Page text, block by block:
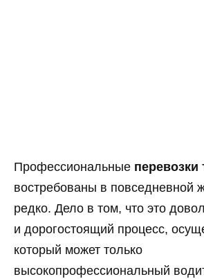
Профессиональные перевозки
востребованы в повседневной
редко. Дело в том, что это
и дорогостоящий процесс,
который может только
высокопрофессиональный